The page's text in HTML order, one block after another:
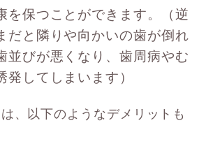
を保つことができます。（逆
だと隣りや向かいの歯が倒れ
並びが悪くなり、歯周病やむ
発してしまいます）
、以下のようなデメリットも